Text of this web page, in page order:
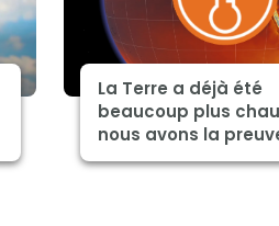
La Terre a déjà été
beaucoup plus
nous avons la